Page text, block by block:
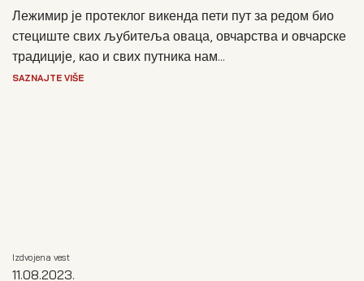
Лежимир је протеклог викенда пети пут за редом био
стециште свих љубитеља оваца, овчарства и овчарске
традиције, као и свих путника нам...
SAZNAJTE VIŠE
Izdvojena vest
11.08.2023.